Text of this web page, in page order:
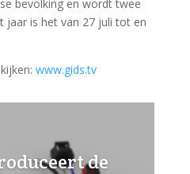
bevolking en wordt twee
jaar is het van 27 juli tot en
www.gids.tv
de